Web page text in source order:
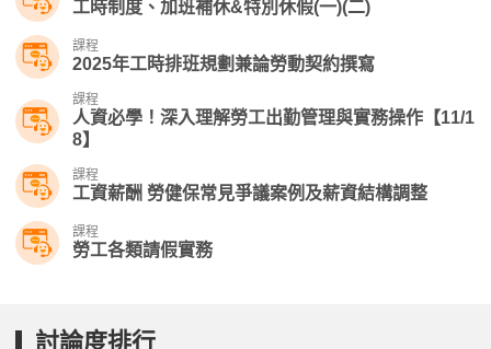
工時制度、加班補休&特別休假(一)(二)
課程
2025年工時排班規劃兼論勞動契約撰寫
課程
人資必學！深入理解勞工出勤管理與實務操作【11/1
8】
課程
工資薪酬 勞健保常見爭議案例及薪資結構調整
課程
勞工各類請假實務
討論度排行